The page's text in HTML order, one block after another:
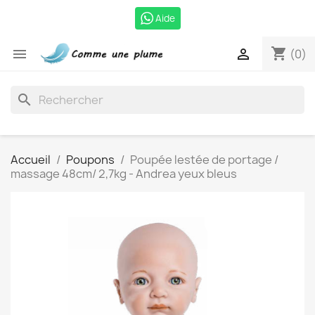
Aide
 shopping_cart (0)

search
Accueil Poupons
Poupée lestée de portage /
massage 48cm/ 2,7kg - Andrea yeux bleus